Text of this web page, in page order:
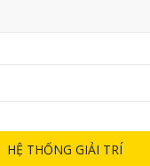
HỆ THỐNG GIẢI TRÍ